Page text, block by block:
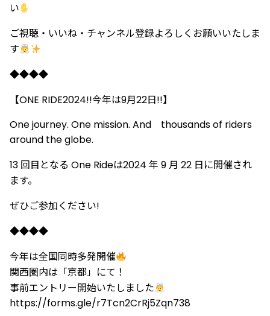
い
ご視聴・いいね・チャンネル登録よろしくお願いいたしま
す
◆◆◆◆
【ONE RIDE2024!!今年は9月22日!!】
One journey. One mission. And thousands of riders
around the globe.
13 回目となる One Rideは2024 年 9 月 22 日に開催され
ます。
ぜひご参加ください!
◆◆◆◆
今年は全国同時多発開催
関西圏内は「京都」にて！
事前エントリー開始いたしました
https://forms.gle/r7Tcn2CrRj5Zqn738